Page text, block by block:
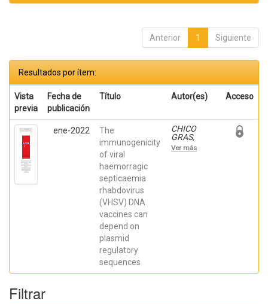
Anterior 1 Siguiente
Resultados por ítem:
Vista
previa
Fecha de
publicación
Título Autor(es) Acceso
ene-2022
The
immunogenicity
of viral
haemorragic
septicaemia
rhabdovirus
(VHSV) DNA
vaccines can
depend on
plasmid
regulatory
sequences
CHICO
GRAS,
VERONICA;
Ortega-
Ver más
Filtrar